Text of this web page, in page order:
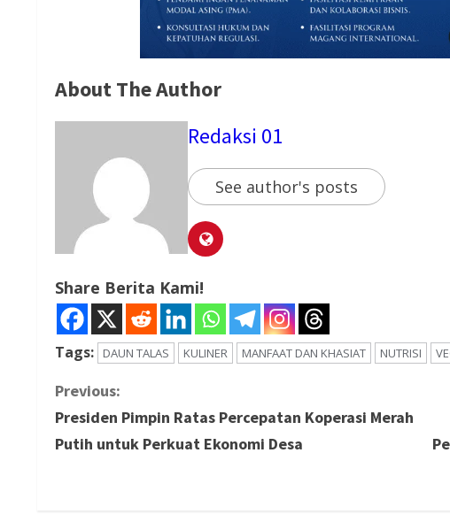
About The Author
Redaksi 01
See author's posts
Share Berita Kami!
Tags: DAUN TALAS KULINER MANFAAT DAN KHASIAT NUTRISI
C
o
Previous:
Presiden Pimpin Ratas Percepatan Koperasi Merah
Putih untuk Perkuat Ekonomi Desa